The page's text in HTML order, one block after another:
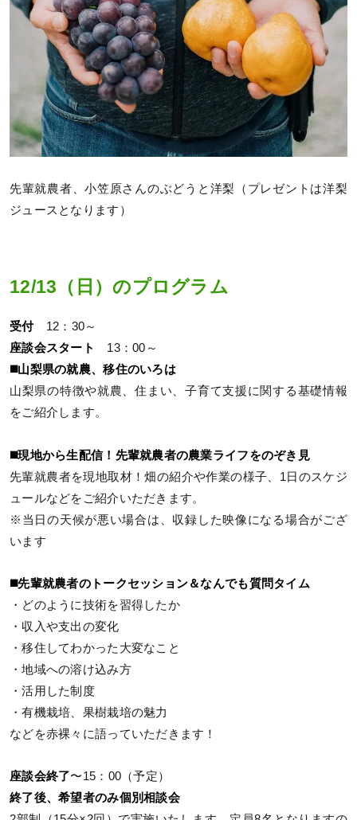
先輩就農者、小笠原さんのぶどうと洋梨（プレゼントは洋梨
ジュースとなります）
12/13（日）のプログラム
受付12：30～
座談会スタート
13：00～
◼️山梨県の就農、移住のいろは
山梨県の特徴や就農、住まい、子育て支援に関する基礎情報
をご紹介します。
◼️現地から生配信！先輩就農者の農業ライフをのぞき見
先輩就農者を現地取材！畑の紹介や作業の様子、1日のスケジ
ュールなどをご紹介いただきます。
※当日の天候が悪い場合は、収録した映像になる場合がござ
います
◼️先輩就農者のトークセッション＆なんでも質問タイム
・どのように技術を習得したか
・収入や支出の変化
・移住してわかった大変なこと
・地域への溶け込み方
・活用した制度
・有機栽培、果樹栽培の魅力
などを赤裸々に語っていただきます！
座談会終了〜15：00（予定）
終了後、希望者のみ個別相談会